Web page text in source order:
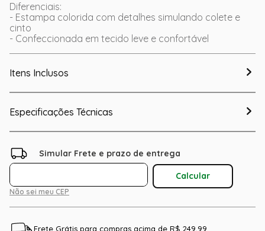
Diferenciais:
- Estampa colorida com detalhes simulando colete e
cinto
- Confeccionada em tecido leve e confortável
Itens Inclusos
Especificações Técnicas
Não sei meu CEP
Frete Grátis para compras acima de R$ 249,99